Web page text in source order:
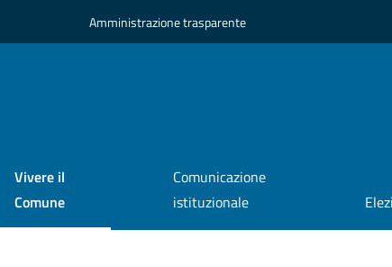
Amministrazione trasparente
Vivere il
Comune
Comunicazione
istituzionale